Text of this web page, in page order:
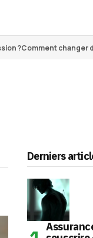
?Comment changer
Derniers